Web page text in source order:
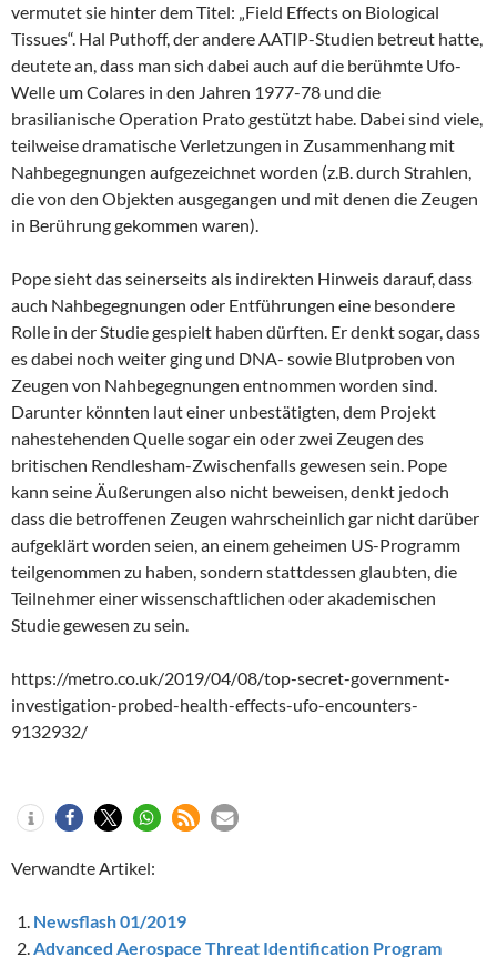
vermutet sie hinter dem Titel: „Field Effects on Biological
Tissues“. Hal Puthoff, der andere AATIP-Studien betreut hatte,
deutete an, dass man sich dabei auch auf die berühmte Ufo-
Welle um Colares in den Jahren 1977-78 und die
brasilianische Operation Prato gestützt habe. Dabei sind viele,
teilweise dramatische Verletzungen in Zusammenhang mit
Nahbegegnungen aufgezeichnet worden (z.B. durch Strahlen,
die von den Objekten ausgegangen und mit denen die Zeugen
in Berührung gekommen waren).
Pope sieht das seinerseits als indirekten Hinweis darauf, dass
auch Nahbegegnungen oder Entführungen eine besondere
Rolle in der Studie gespielt haben dürften. Er denkt sogar, dass
es dabei noch weiter ging und DNA- sowie Blutproben von
Zeugen von Nahbegegnungen entnommen worden sind.
Darunter könnten laut einer unbestätigten, dem Projekt
nahestehenden Quelle sogar ein oder zwei Zeugen des
britischen Rendlesham-Zwischenfalls gewesen sein. Pope
kann seine Äußerungen also nicht beweisen, denkt jedoch
dass die betroffenen Zeugen wahrscheinlich gar nicht darüber
aufgeklärt worden seien, an einem geheimen US-Programm
teilgenommen zu haben, sondern stattdessen glaubten, die
Teilnehmer einer wissenschaftlichen oder akademischen
Studie gewesen zu sein.
https://metro.co.uk/2019/04/08/top-secret-government-
investigation-probed-health-effects-ufo-encounters-
9132932/
Verwandte Artikel:
Newsflash 01/2019
Advanced Aerospace Threat Identification Program